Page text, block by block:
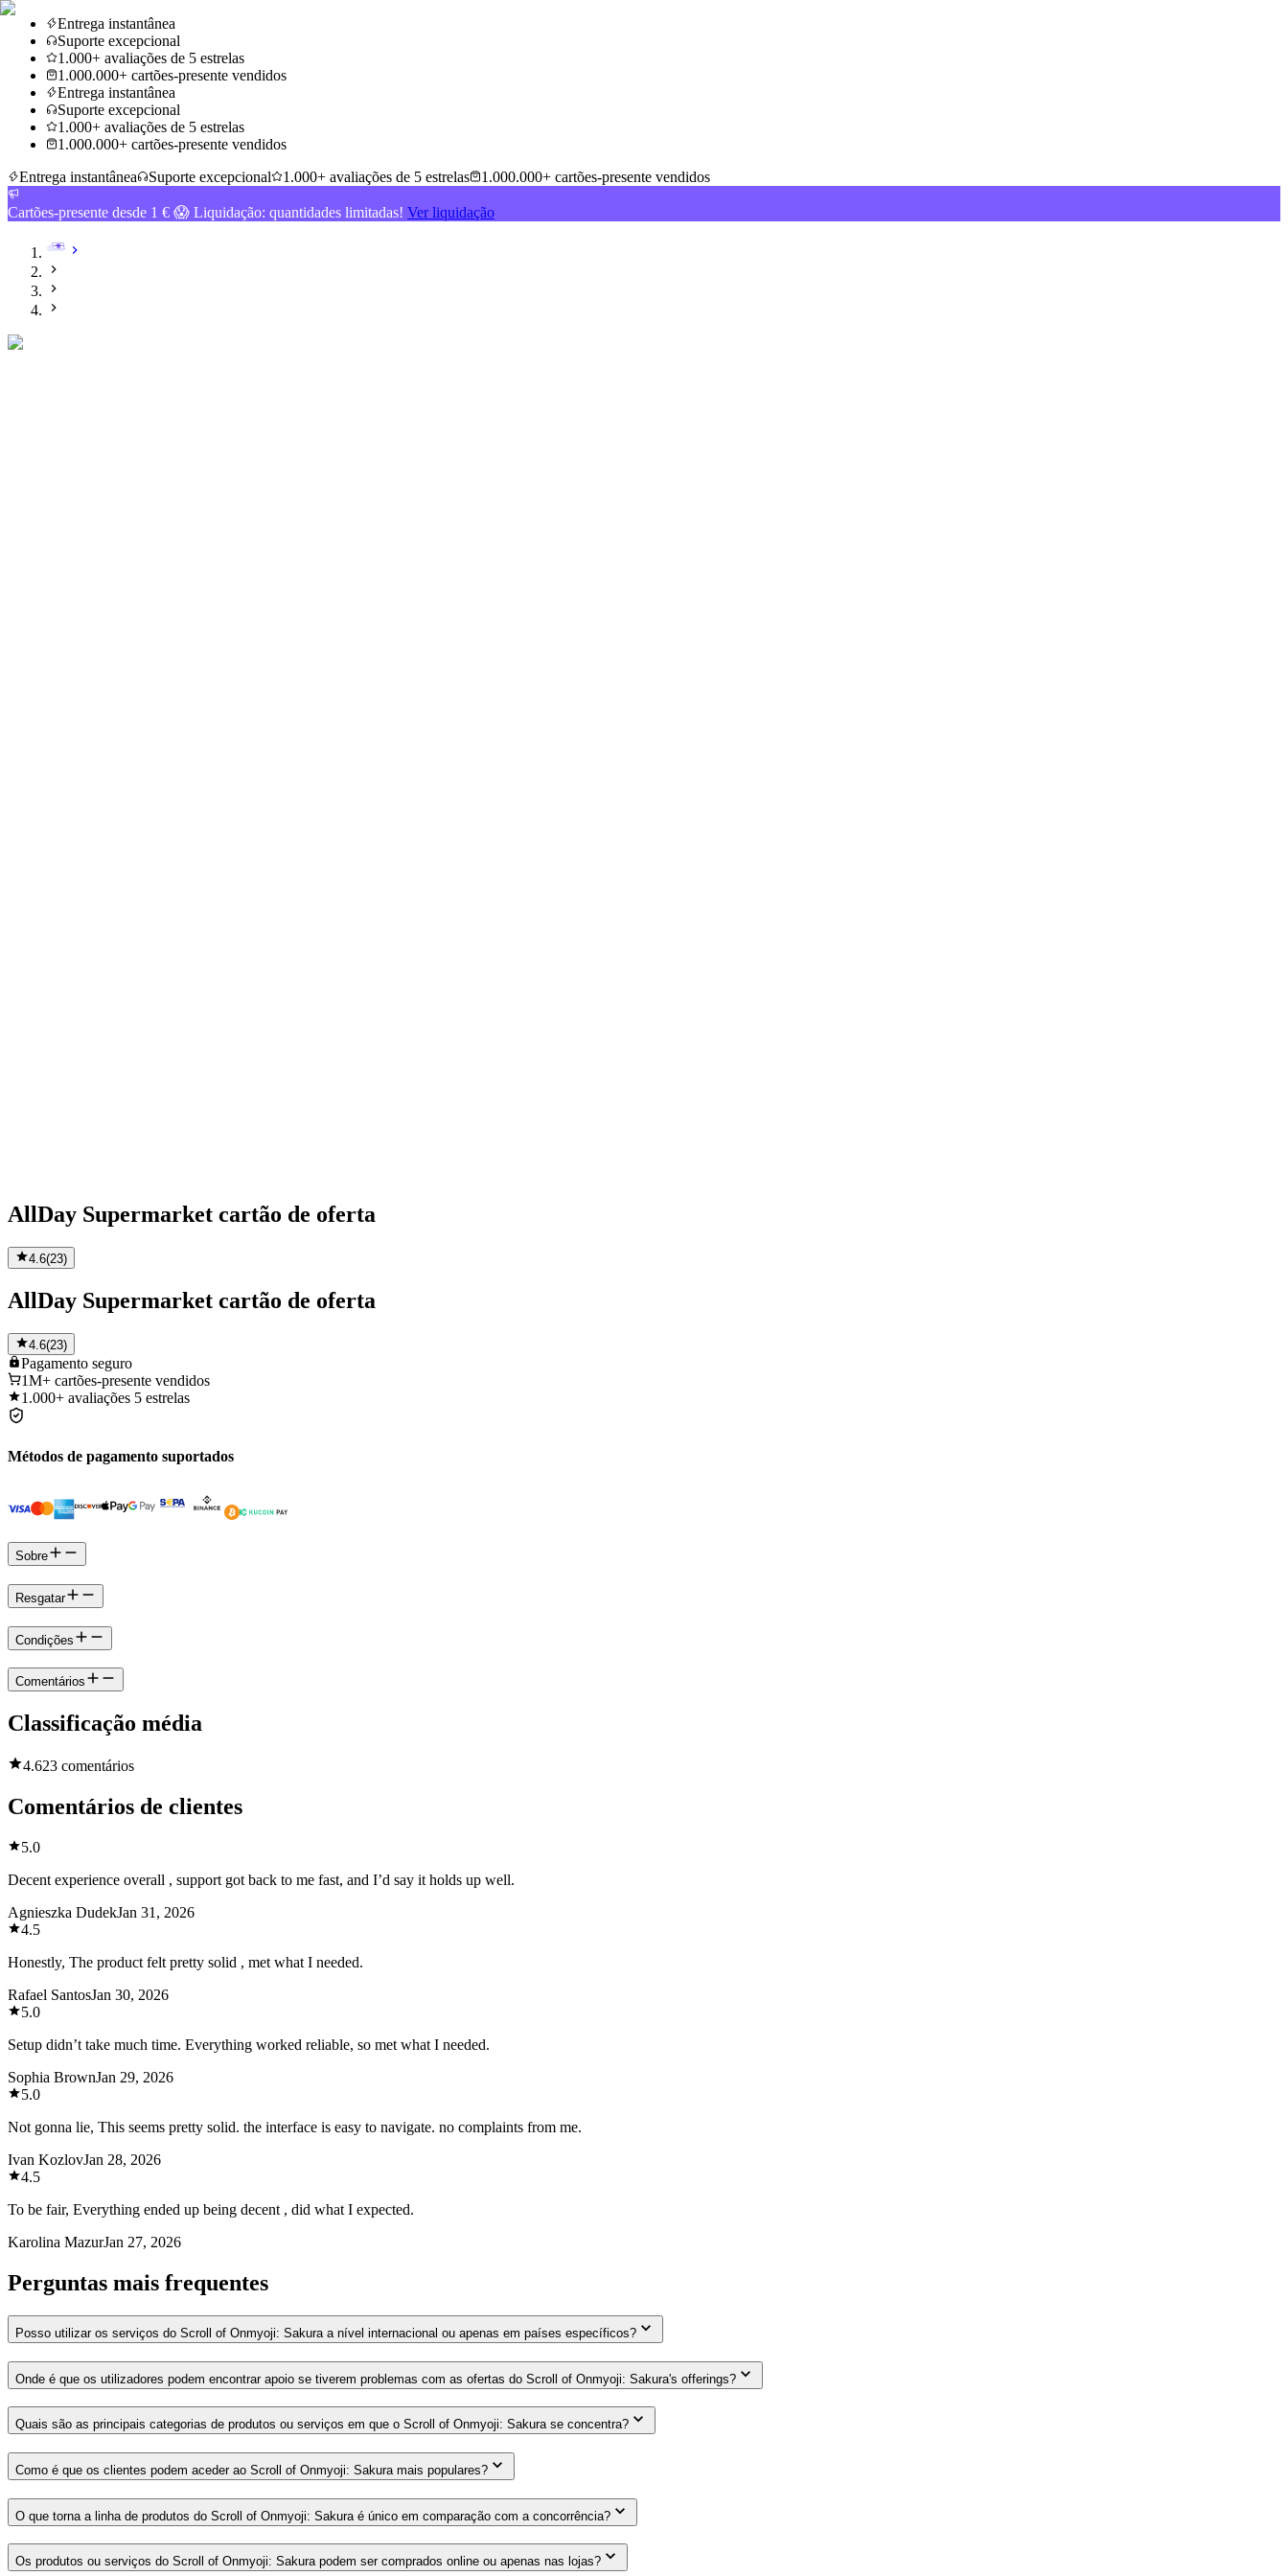
Entrega instantânea
Suporte excepcional
1.000+ avaliações de 5 estrelas
1.000.000+ cartões-presente vendidos
Entrega instantânea
Suporte excepcional
1.000+ avaliações de 5 estrelas
1.000.000+ cartões-presente vendidos
Entrega instantânea
Suporte excepcional 1.000+ avaliações de 5 estrelas 1.000.000+ cartões-presente vendidos
Cartões-presente desde 1 € 😱 Liquidação: quantidades limitadas! Ver liquidação
AllDay Supermarket cartão de oferta
4.6(23)
AllDay Supermarket cartão de oferta
4.6(23)
Pagamento seguro
1M+ cartões-presente vendidos
1.000+ avaliações 5 estrelas
Métodos de pagamento suportados
Sobre
Resgatar
Condições
Comentários
Classificação média
4.623 comentários
Comentários de clientes
5.0
Decent experience overall , support got back to me fast, and I’d say it holds up well.
Agnieszka DudekJan 31, 2026
4.5
Honestly, The product felt pretty solid , met what I needed.
Rafael SantosJan 30, 2026
5.0
Setup didn’t take much time. Everything worked reliable, so met what I needed.
Sophia BrownJan 29, 2026
5.0
Not gonna lie, This seems pretty solid. the interface is easy to navigate. no complaints from me.
Ivan KozlovJan 28, 2026
4.5
To be fair, Everything ended up being decent , did what I expected.
Karolina MazurJan 27, 2026
Perguntas mais frequentes
Posso utilizar os serviços do Scroll of Onmyoji: Sakura a nível internacional ou apenas em países específicos?
Onde é que os utilizadores podem encontrar apoio se tiverem problemas com as ofertas do Scroll of Onmyoji: Sakura's offerings?
Quais são as principais categorias de produtos ou serviços em que o Scroll of Onmyoji: Sakura se concentra?
Como é que os clientes podem aceder ao Scroll of Onmyoji: Sakura mais populares?
O que torna a linha de produtos do Scroll of Onmyoji: Sakura é único em comparação com a concorrência?
Os produtos ou serviços do Scroll of Onmyoji: Sakura podem ser comprados online ou apenas nas lojas?